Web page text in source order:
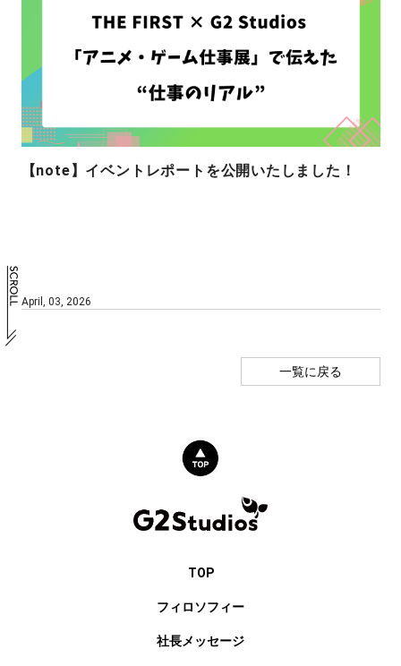
【note】イベントレポートを公開いたしました！
April, 03, 2026
一覧に戻る
TOP
フィロソフィー
社長メッセージ